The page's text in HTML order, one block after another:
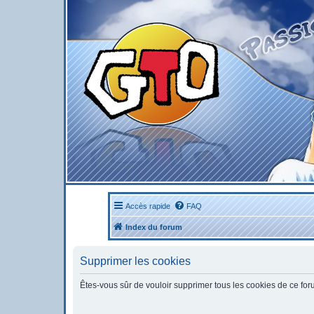
Accès rapide FAQ
Index du forum
Supprimer les cookies
Êtes-vous sûr de vouloir supprimer tous les cookies de ce